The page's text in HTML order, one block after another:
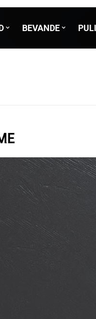
Uova sfuse
Prodotti a base di
Mozzarella
Panna-
BEVANDE
Bibite in bottiglia
Bibite in lattina
Sciroppi
Polpe di frutta
Bagno-Cucina
Pavimenti-Superfici
Accessori per la pulizia